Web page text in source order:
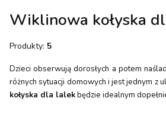
Wiklinowa kołyska
Produkty: 5
Dzieci obserwują dorosłych a potem
różnych sytuacji domowych i jest jednym z
kołyska dla lalekbędzie idealnym